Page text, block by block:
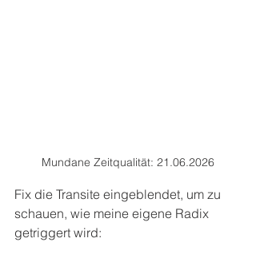
Mundane Zeitqualität: 21.06.2026
Fix die Transite eingeblendet, um zu
schauen, wie meine eigene Radix
getriggert wird: